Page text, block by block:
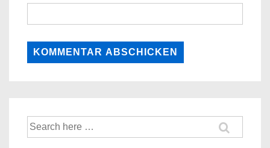
Suche
nach: